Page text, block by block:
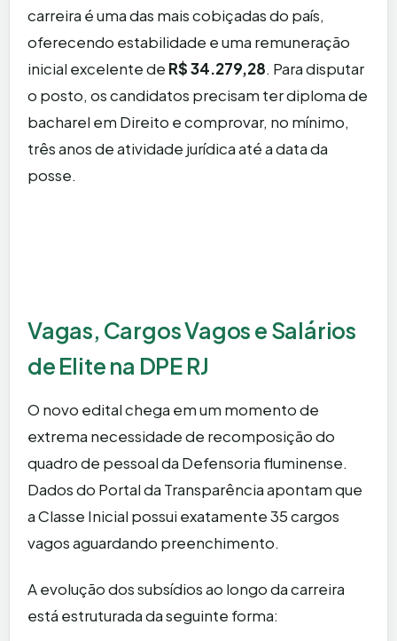
carreira é uma das mais cobiçadas do país,
oferecendo estabilidade e uma remuneração
inicial excelente de R$ 34.279,28. Para disputar
o posto, os candidatos precisam ter diploma de
bacharel em Direito e comprovar, no mínimo,
três anos de atividade jurídica até a data da
posse.
Vagas, Cargos Vagos e Salários
de Elite na DPE RJ
O novo edital chega em um momento de
extrema necessidade de recomposição do
quadro de pessoal da Defensoria fluminense.
Dados do Portal da Transparência apontam que
a Classe Inicial possui exatamente 35 cargos
vagos aguardando preenchimento.
A evolução dos subsídios ao longo da carreira
está estruturada da seguinte forma: